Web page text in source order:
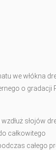
we włókna
o gradacji
słojów
całkowitego
całego